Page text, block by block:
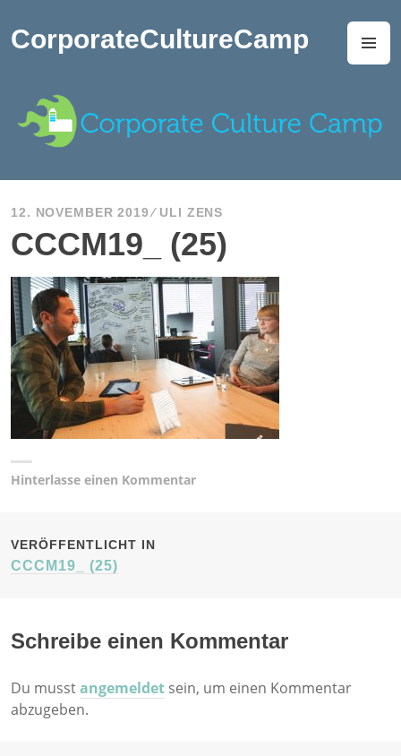
Inhalt
springen
CorporateCultureCamp
12. NOVEMBER 2019 ULI ZENS
CCCM19_ (25)
Hinterlasse einen Kommentar
BEITRAGSNAVIGATION
VERÖFFENTLICHT IN
CCCM19_ (25)
Schreibe einen Kommentar
Du musstangemeldet sein, um einen Kommentar
abzugeben.